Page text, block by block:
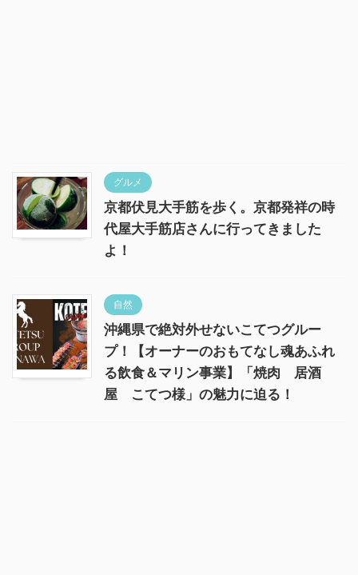
グルメ
京都伏見大手筋を歩く。京都発祥の時
代屋大手筋店さんに行ってきました
よ！
自然
沖縄県で絶対外せないこてつグルー
プ！【オーナーのおもてなし魂あふれ
る飲食＆マリン事業】「焼肉 居酒
屋 こてつ様」の魅力に迫る！